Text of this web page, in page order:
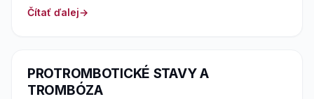
Čítať ďalej
PROTROMBOTICKÉ STAVY A
TROMBÓZA